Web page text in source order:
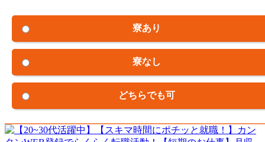
寮あり
寮なし
どちらでも可